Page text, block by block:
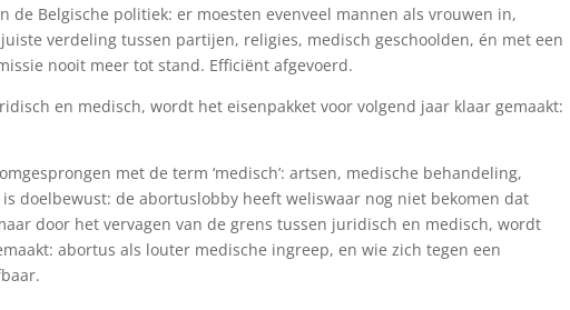
de Belgische politiek: er moesten evenveel mannen als vrouwen in,
verdeling tussen partijen, religies, medisch geschoolden, én met een
nooit meer tot stand. Efficiënt afgevoerd.
en medisch, wordt het eisenpakket voor volgend jaar klaar gemaakt:
met de term ‘medisch’: artsen, medische behandeling,
doelbewust: de abortuslobby heeft weliswaar nog niet bekomen dat
door het vervagen van de grens tussen juridisch en medisch, wordt
abortus als louter medische ingreep, en wie zich tegen een